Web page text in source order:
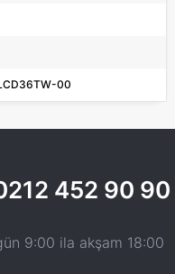
00
452 90 90
9:00 ila akşam 18:00